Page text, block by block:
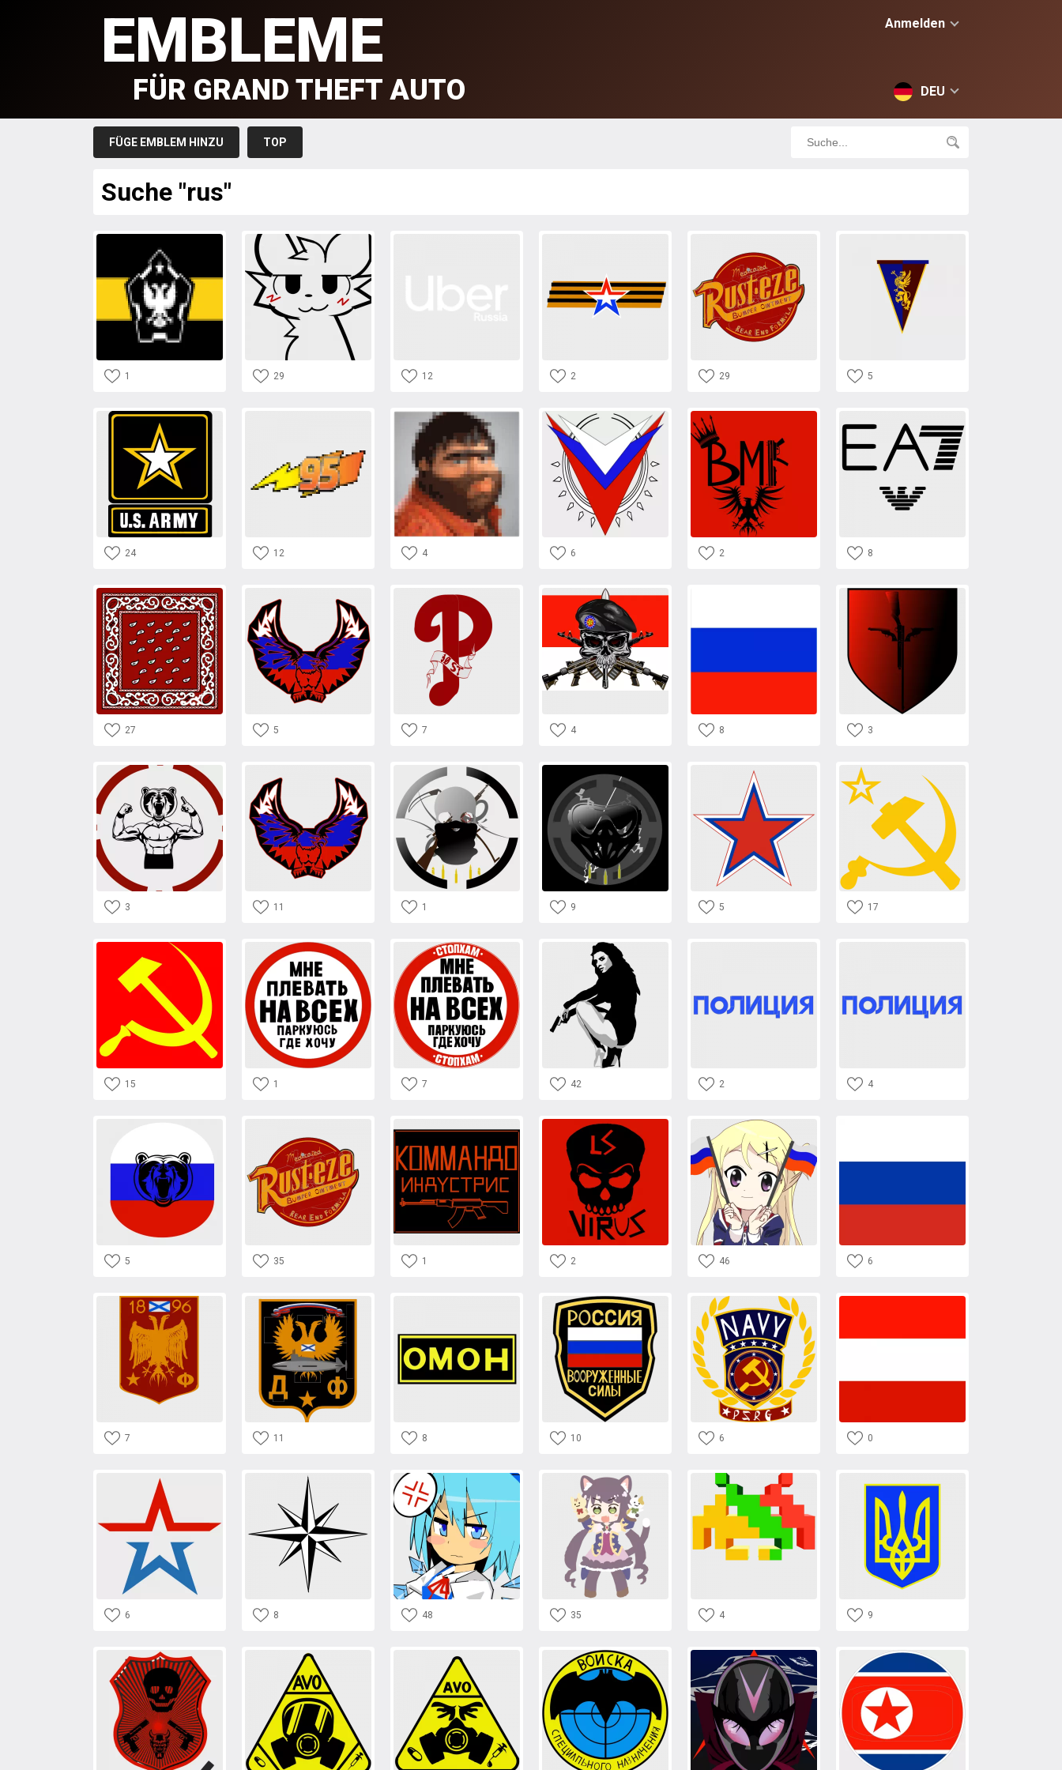
Anmelden
DEU
EMBLEME
FÜR GRAND THEFT AUTO
FÜGE EMBLEM HINZU TOP
Suche "rus"
1 29 12 2 29 5
24 12 4 6 2 8
27 5 7 4 8 3
3 11 1 9 5 17
15 1 7 42 2 4
5 35 1 2 46 6
7 11 8 10 6 0
6 8 48 35 4 9